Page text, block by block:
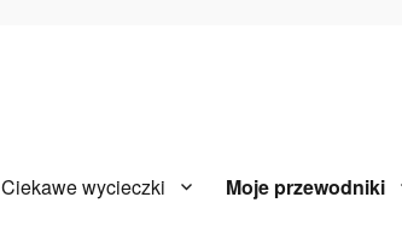
Ciekawe wycieczki Moje przewodniki